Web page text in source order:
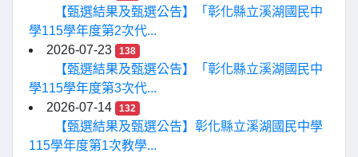
【甄選結果及甄選公告】「彰化縣立溪湖國民中
學115學年度第2次代...
2026-07-23
138
【甄選結果及甄選公告】「彰化縣立溪湖國民中
學115學年度第3次代...
2026-07-14
132
【甄選結果及甄選公告】彰化縣立溪湖國民中學
115學年度第1次教學...